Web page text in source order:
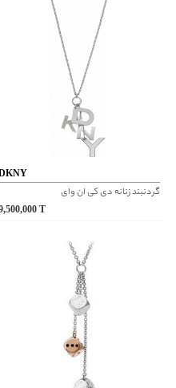
DKNY
گردنبند زنانه دی کی ان وای
9,500,000